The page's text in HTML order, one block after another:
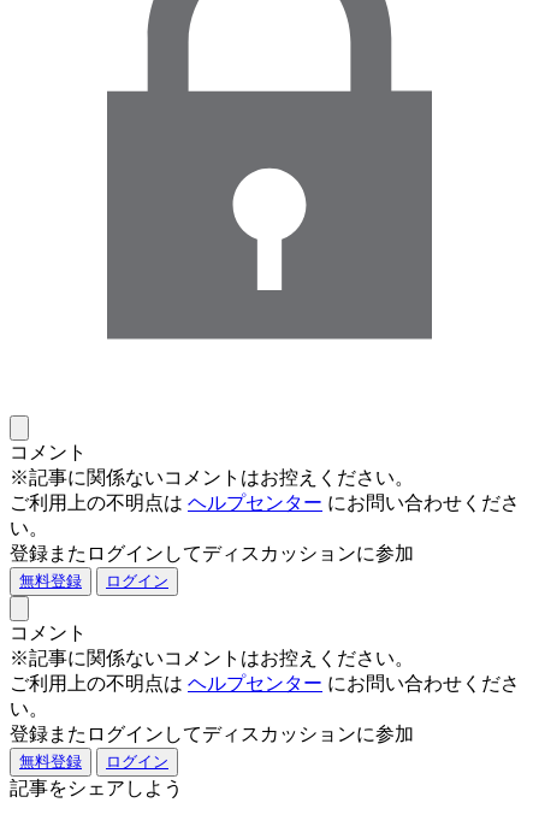
コメント
※記事に関係ないコメントはお控えください。
ご利用上の不明点は ヘルプセンター にお問い合わせくださ
い。
登録またログインしてディスカッションに参加
無料登録 ログイン
コメント
※記事に関係ないコメントはお控えください。
ご利用上の不明点は ヘルプセンター にお問い合わせくださ
い。
登録またログインしてディスカッションに参加
無料登録 ログイン
記事をシェアしよう